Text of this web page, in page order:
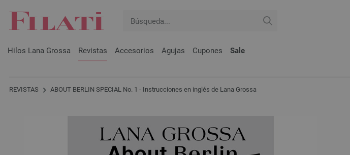
Hilos Lana Grossa Revistas Accesorios Agujas Cupones Sale
REVISTAS ABOUT BERLIN SPECIAL No. 1 - Instrucciones en inglés de Lana Grossa